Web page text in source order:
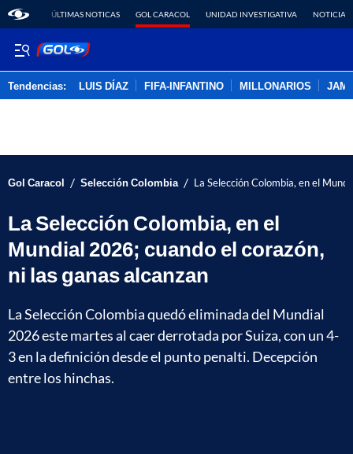
ÚLTIMAS NOTICAS GOL CARACOL UNIDAD INVESTIGATIVA NOTICIAS
Tendencias: LUIS DÍAZ FIFA-INFANTINO MILLONARIOS
Gol Caracol / Selección Colombia / La Selección Colombia, en el
La Selección Colombia, en el
Mundial 2026; cuando el corazón,
ni las ganas alcanzan
La Selección Colombia quedó eliminada del Mundial
2026 este martes al caer derrotada por Suiza, con un 4-
3 en la definición desde el punto penalti. Decepción
entre los hinchas.